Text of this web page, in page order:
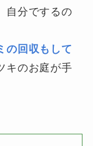
自分でするの
の回収もして
キのお庭が手